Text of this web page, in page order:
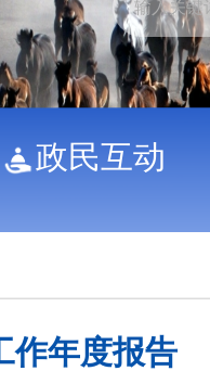
政民互动
作年度报告